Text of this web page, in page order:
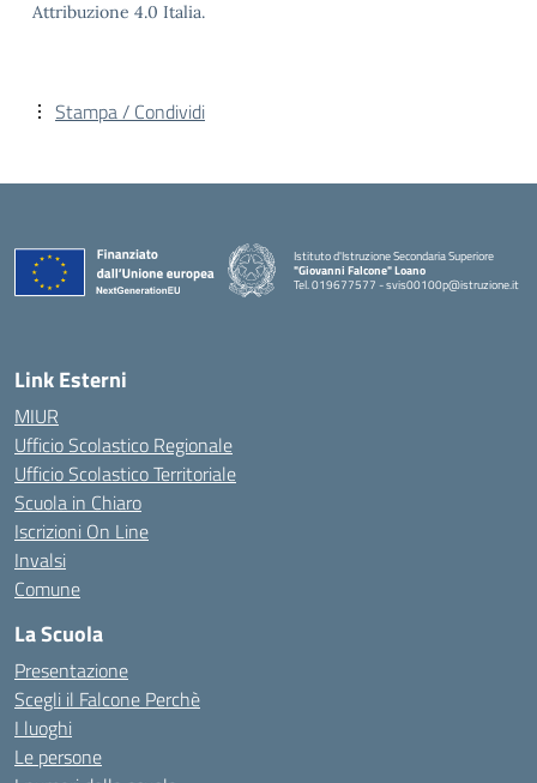
Attribuzione 4.0 Italia.
Stampa / Condividi
Istituto d'Istruzione Secondaria Superiore
"Giovanni Falcone" Loano
Tel. 019677577 - svis00100p@istruzione.it
— Visita la pagina iniziale della scuola
Link Esterni
MIUR
Ufficio Scolastico Regionale
Ufficio Scolastico Territoriale
Scuola in Chiaro
Iscrizioni On Line
Invalsi
Comune
La Scuola
Presentazione
Scegli il Falcone Perchè
I luoghi
Le persone